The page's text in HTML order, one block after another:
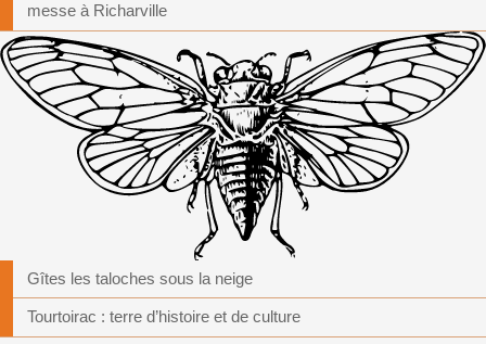
messe à Richarville
Gîtes les taloches sous la neige
Tourtoirac : terre d’histoire et de culture